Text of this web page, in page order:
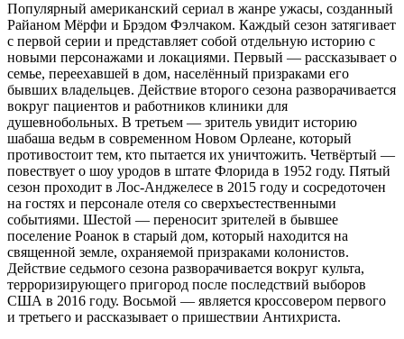
Популярный американский сериал в жанре ужасы, созданный
Райаном Мёрфи и Брэдом Фэлчаком. Каждый сезон затягивает
с первой серии и представляет собой отдельную историю с
новыми персонажами и локациями. Первый — рассказывает о
семье, переехавшей в дом, населённый призраками его
бывших владельцев. Действие второго сезона разворачивается
вокруг пациентов и работников клиники для
душевнобольных. В третьем — зритель увидит историю
шабаша ведьм в современном Новом Орлеане, который
противостоит тем, кто пытается их уничтожить. Четвёртый —
повествует о шоу уродов в штате Флорида в 1952 году. Пятый
сезон проходит в Лос-Анджелесе в 2015 году и сосредоточен
на гостях и персонале отеля со сверхъестественными
событиями. Шестой — переносит зрителей в бывшее
поселение Роанок в старый дом, который находится на
священной земле, охраняемой призраками колонистов.
Действие седьмого сезона разворачивается вокруг культа,
терроризирующего пригород после последствий выборов
США в 2016 году. Восьмой — является кроссовером первого
и третьего и рассказывает о пришествии Антихриста.